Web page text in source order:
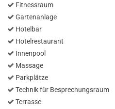
Fitnessraum
Gartenanlage
Hotelbar
Hotelrestaurant
Innenpool
Massage
Parkplätze
Technik für Besprechungsraum
Terrasse